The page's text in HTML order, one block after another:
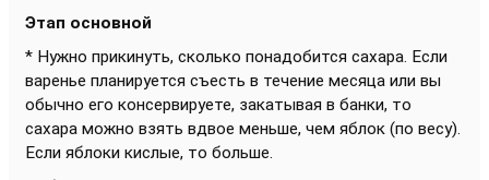
Этап основной
* Нужно прикинуть, сколько понадобится сахара. Если
варенье планируется съесть в течение месяца или вы
обычно его консервируете, закатывая в банки, то
сахара можно взять вдвое меньше, чем яблок (по весу).
Если яблоки кислые, то больше.